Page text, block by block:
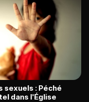
sexuels : Péché
dans l'Église